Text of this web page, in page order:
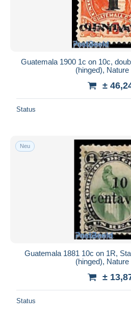
Guatemala 1900 1c on 10c,
(hinged), Nature
±
Status
Neu
Guatemala 1881 10c on 1R,
(hinged), Nature
±
Status